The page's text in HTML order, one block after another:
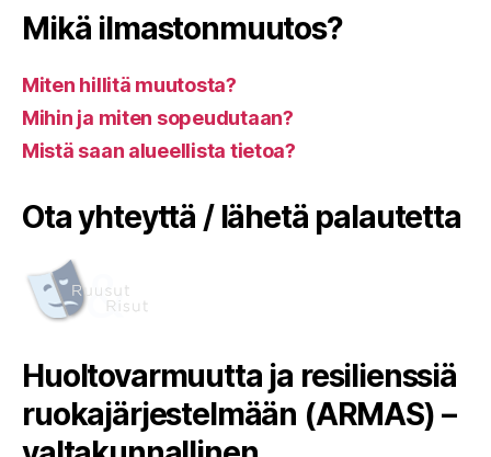
Mikä ilmastonmuutos?
Miten hillitä muutosta?
Mihin ja miten sopeudutaan?
Mistä saan alueellista tietoa?
Ota yhteyttä / lähetä palautetta
Huoltovarmuutta ja resilienssiä
ruokajärjestelmään (ARMAS) –